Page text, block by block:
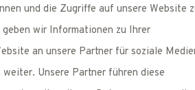
Presented by
Bolderhof
8261 Hemishofen/SH
und die Zugriffe auf unsere Website
geben wir Informationen zu Ihrer
an unsere Partner für soziale
weiter. Unsere Partner führen diese